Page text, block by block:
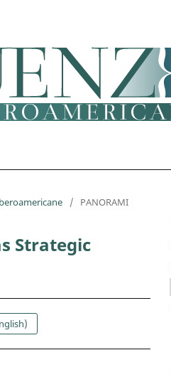
/ PANORAMI
Strategic